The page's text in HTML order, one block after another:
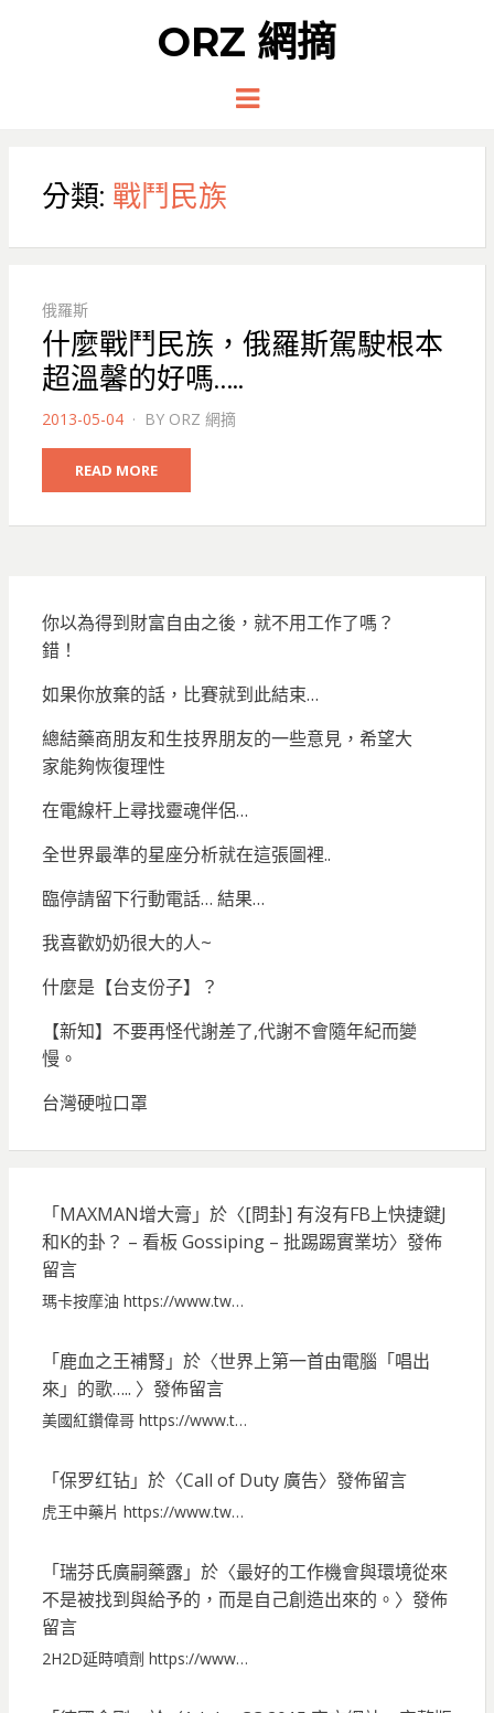
ORZ 網摘
Menu
分類: 戰鬥民族
俄羅斯
什麼戰鬥民族，俄羅斯駕駛根本
超溫馨的好嗎…..
POSTED
2013-05-04 BY ORZ 網摘
READ MORE
你以為得到財富自由之後，就不用工作了嗎？
錯！
如果你放棄的話，比賽就到此結束…
總結藥商朋友和生技界朋友的一些意見，希望大
家能夠恢復理性
在電線杆上尋找靈魂伴侶…
全世界最準的星座分析就在這張圖裡..
臨停請留下行動電話… 結果…
我喜歡奶奶很大的人~
什麼是【台支份子】？
【新知】不要再怪代謝差了,代謝不會隨年紀而變
慢。
台灣硬啦口罩
「MAXMAN增大膏 」於〈[問卦] 有沒有FB上快捷鍵J
和K的卦？ – 看板 Gossiping – 批踢踢實業坊〉發佈
留言
瑪卡按摩油 https://www.tw…
「鹿血之王補腎 」於〈世界上第一首由電腦「唱出
來」的歌….. 〉發佈留言
美國紅鑽偉哥 https://www.t…
「保罗红钻」於〈Call of Duty 廣告〉發佈留言
虎王中藥片 https://www.tw…
「瑞芬氏廣嗣藥露」於〈最好的工作機會與環境從來
不是被找到與給予的，而是自己創造出來的。 〉發佈
留言
2H2D延時噴劑 https://www…